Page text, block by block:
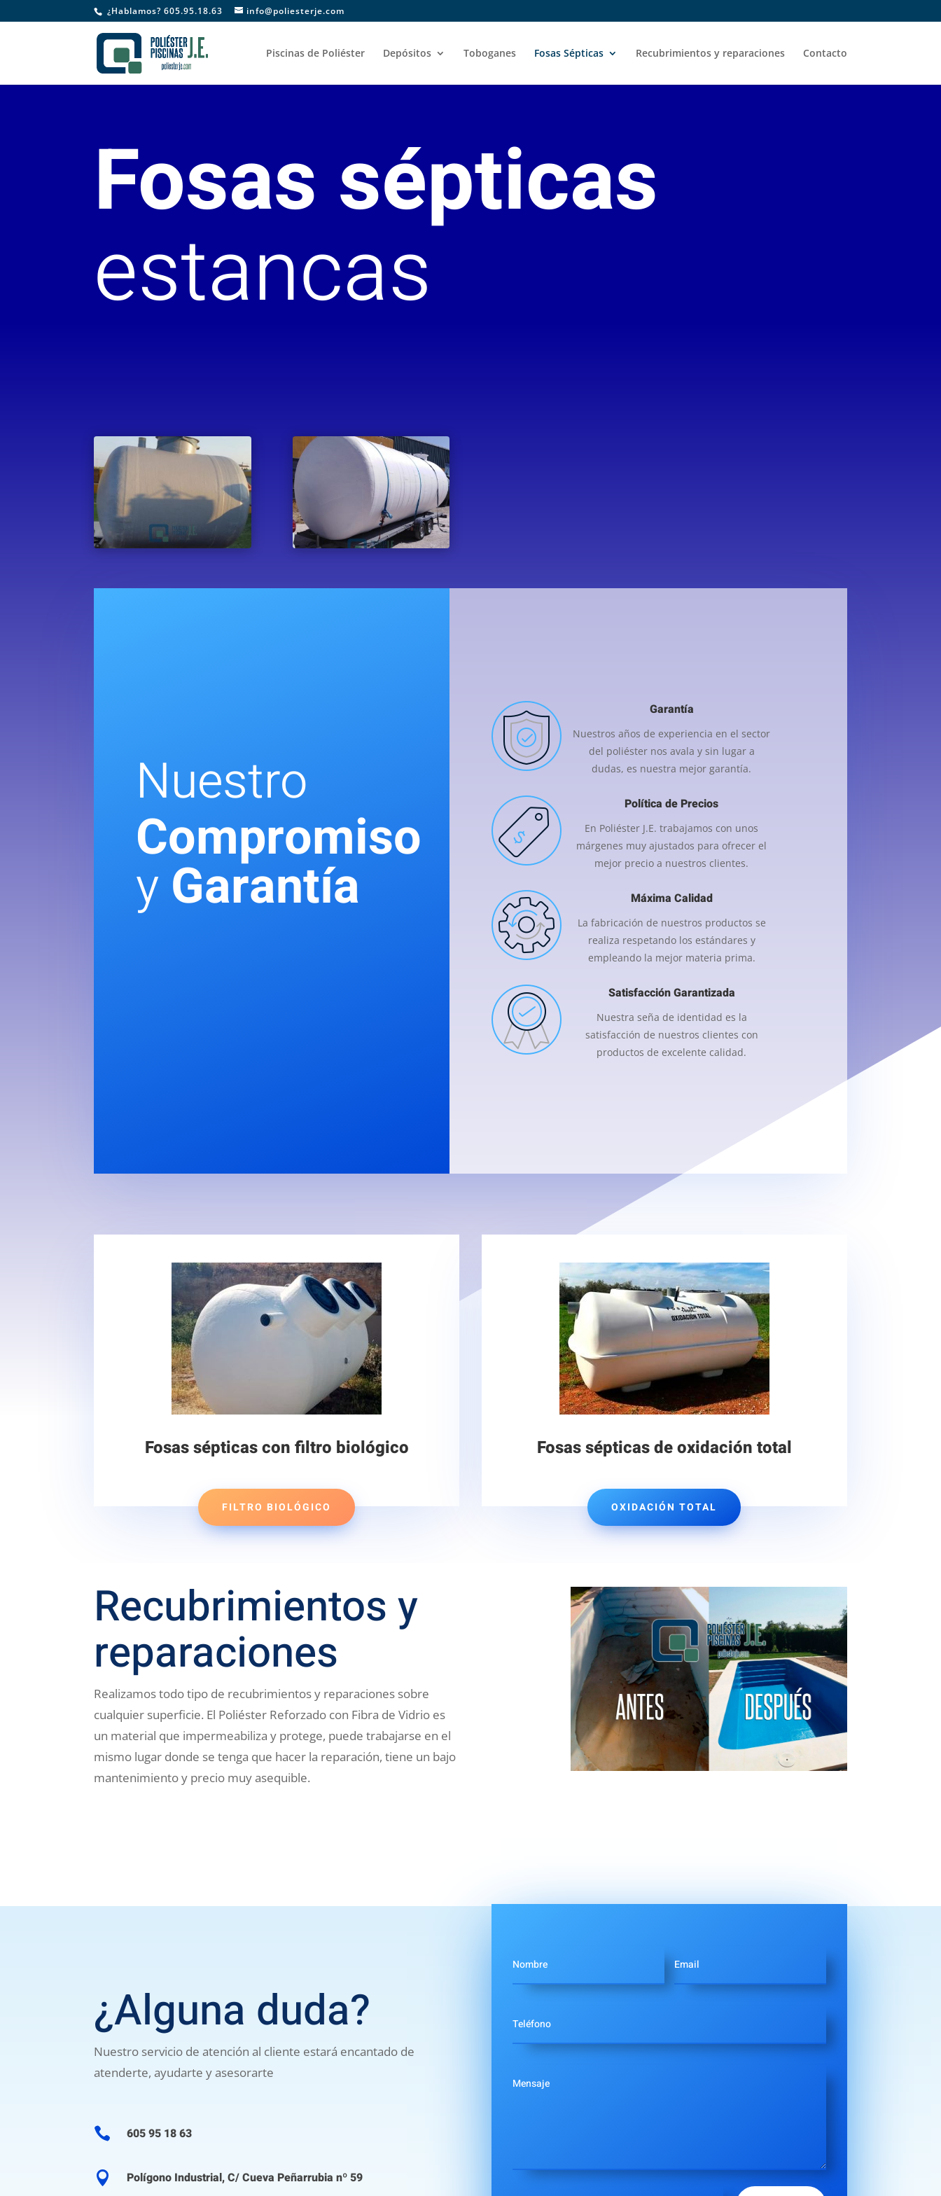
¿Hablamos? 605.95.18.63 info@poliesterje.com
Piscinas de Poliéster Depósitos Toboganes Fosas Sépticas Recubrimientos y reparaciones Contacto
Fosas sépticas
estancas
Nuestro
Compromiso
yGarantía
Garantía
Nuestros años de experiencia en el sector
del poliéster nos avala y sin lugar a
dudas, es nuestra mejor garantía.
Política de Precios
En Poliéster J.E. trabajamos con unos
márgenes muy ajustados para ofrecer el
mejor precio a nuestros clientes.
Máxima Calidad
La fabricación de nuestros productos se
realiza respetando los estándares y
empleando la mejor materia prima.
Satisfacción Garantizada
Nuestra seña de identidad es la
satisfacción de nuestros clientes con
productos de excelente calidad.
Fosas sépticas con filtro biológico
FILTRO BIOLÓGICO
Fosas sépticas de oxidación total
OXIDACIÓN TOTAL
Recubrimientos y
reparaciones
Realizamos todo tipo de recubrimientos y reparaciones sobre
cualquier superficie. El Poliéster Reforzado con Fibra de Vidrio es
un material que impermeabiliza y protege, puede trabajarse en el
mismo lugar donde se tenga que hacer la reparación, tiene un bajo
mantenimiento y precio muy asequible.
¿Alguna duda?
Nuestro servicio de atención al cliente estará encantado de
atenderte, ayudarte y asesorarte
 605 95 18 63

Polígono Industrial, C/ Cueva Peñarrubia nº 59